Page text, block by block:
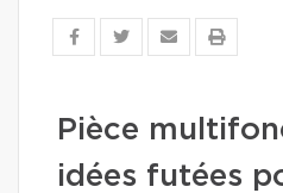
Pièce
idées futées